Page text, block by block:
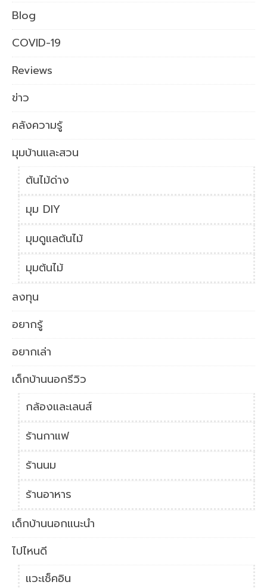
Blog
COVID-19
Reviews
ข่าว
คลังความรู้
มุมบ้านและสวน
ต้นไม้ด่าง
มุม DIY
มุมดูแลต้นไม้
มุมต้นไม้
ลงทุน
อยากรู้
อยากเล่า
เด็กบ้านนอกรีวิว
กล้องและเลนส์
ร้านกาแฟ
ร้านนม
ร้านอาหาร
เด็กบ้านนอกแนะนำ
ไปไหนดี
แวะเช็คอิน